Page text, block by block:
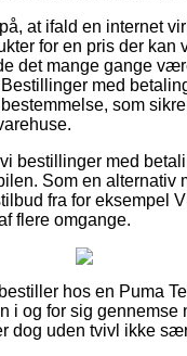
at ifald en internet
for en pris der kan
det mange gange
med
som
bestillinger med
Som en alternativ
fra for eksempel
flere omgange.
hos en Puma
i og for sig gennemse
dog uden tvivl ikke